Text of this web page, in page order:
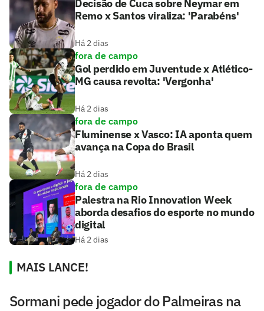
Decisão de Cuca sobre Neymar em
Remo x Santos viraliza: 'Parabéns'
Há 2 dias
fora de campo
Gol perdido em Juventude x Atlético-
MG causa revolta: 'Vergonha'
Há 2 dias
fora de campo
Fluminense x Vasco: IA aponta quem
avança na Copa do Brasil
Há 2 dias
fora de campo
Palestra na Rio Innovation Week
aborda desafios do esporte no mundo
digital
Há 2 dias
MAIS LANCE!
Sormani pede jogador do Palmeiras na